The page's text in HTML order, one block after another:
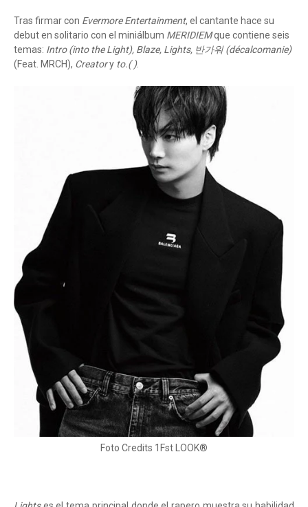
Tras firmar con Evermore Entertainment, el cantante hace su
debut en solitario con el miniálbum MERIDIEMque contiene seis
temas: Intro (into the Light), Blaze, Lights, 반가워 (décalcomanie)
(Feat. MRCH), Creatory to.( ).
Foto Credits 1Fst LOOK®